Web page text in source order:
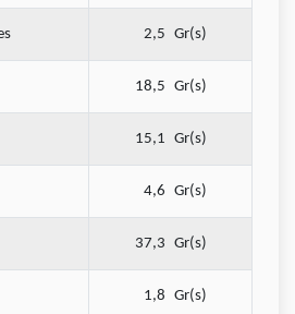
2,5 Gr(s)
18,5 Gr(s)
15,1 Gr(s)
4,6 Gr(s)
37,3 Gr(s)
1,8 Gr(s)